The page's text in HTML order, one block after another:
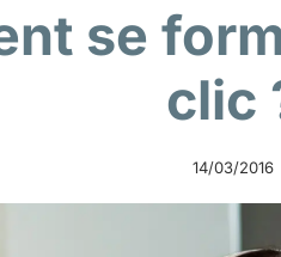
se
clic
14/03/2016